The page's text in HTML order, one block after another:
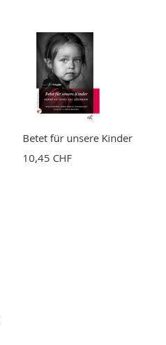
Betet für unsere Kinder
10,45 CHF